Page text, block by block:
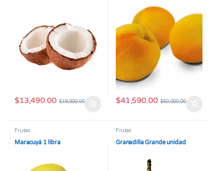
$13,490.00 $19,500.00 $41,590.00 $50,000.00
Frutas
Maracuyá 1 libra
Frutas
Granadilla Grande unidad